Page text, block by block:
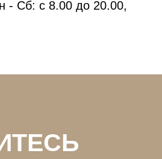
- Сб: с 8.00 до 20.00,